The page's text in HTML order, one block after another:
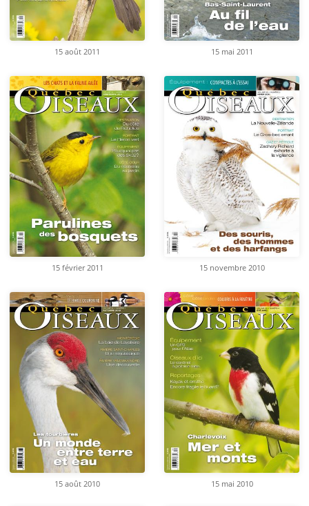
15 août 2011 15 mai 2011
15 février 2011 15 novembre 2010
15 août 2010 15 mai 2010